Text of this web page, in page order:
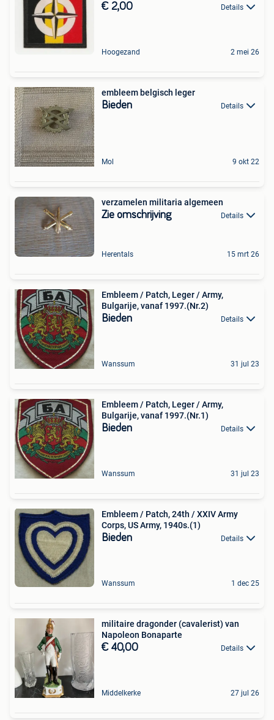
€ 2,00 Details
Hoogezand 2 mei 26
embleem belgisch leger
Bieden Details
Mol 9 okt 22
verzamelen militaria algemeen
Zie omschrijving Details
Herentals 15 mrt 26
Embleem / Patch, Leger / Army,
Bulgarije, vanaf 1997.(Nr.2)
Bieden Details
Wanssum 31 jul 23
Embleem / Patch, Leger / Army,
Bulgarije, vanaf 1997.(Nr.1)
Bieden Details
Wanssum 31 jul 23
Embleem / Patch, 24th / XXIV Army
Corps, US Army, 1940s.(1)
Bieden Details
Wanssum 1 dec 25
militaire dragonder (cavalerist) van
Napoleon Bonaparte
€ 40,00 Details
Middelkerke 27 jul 26